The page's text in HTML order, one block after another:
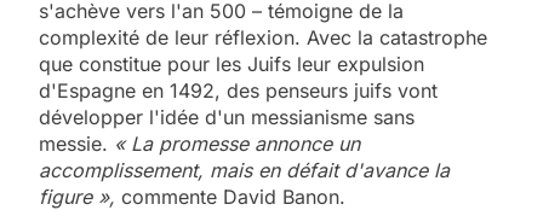
s'achève vers l'an 500 – témoigne de la
complexité de leur réflexion. Avec la catastrophe
que constitue pour les Juifs leur expulsion
d'Espagne en 1492, des penseurs juifs vont
développer l'idée d'un messianisme sans
messie. « La promesse annonce un
accomplissement, mais en défait d'avance la
figure », commente David Banon.